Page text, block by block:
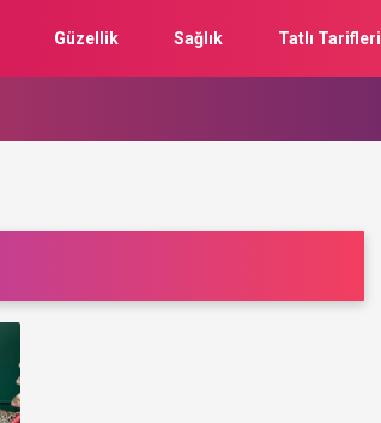
Güzellik Sağlık Tatlı Tarifleri